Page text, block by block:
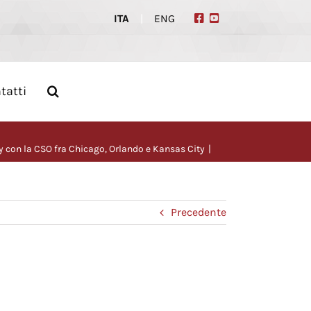
ITA ENG
la CSO fra Chicago, Orlando e Kansas City
Precedente